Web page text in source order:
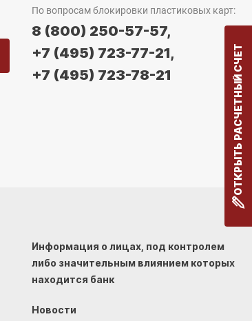
ОТКРЫТЬ РАСЧЕТНЫЙ СЧЕТ
По вопросам блокировки пластиковых карт:
8 (800) 250-57-57,
+7 (495) 723-77-21,
+7 (495) 723-78-21
Информация о лицах, под контролем
либо значительным влиянием которых
находится банк
Новости